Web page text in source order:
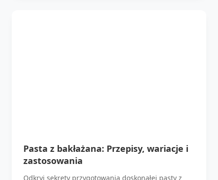
Pasta z bakłażana: Przepisy, wariacje i
zastosowania
Odkryj sekrety przygotowania doskonałej pasty z